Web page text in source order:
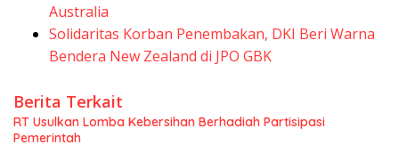
Australia
Solidaritas Korban Penembakan, DKI Beri Warna
Bendera New Zealand di JPO GBK
Berita Terkait
RT Usulkan Lomba Kebersihan Berhadiah Partisipasi
Pemerintah